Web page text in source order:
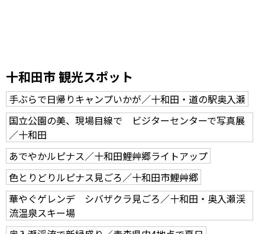
十和田市 観光スポット
手ぶらで日帰りキャンプいかが／十和田・道の駅奥入瀬
国立公園の美、現場目線で ビジターセンターで写真展
／十和田
あでやかルピナス／十和田鯉艸郷ライトアップ
色とりどりルピナス見ごろ／十和田市鯉艸郷
華やぐゲレンデ シバザクラ見ごろ／十和田・奥入瀬渓
流温泉スキー場